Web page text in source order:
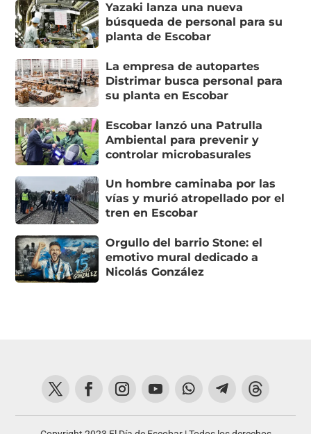
Yazaki lanza una nueva
búsqueda de personal para su
planta de Escobar
La empresa de autopartes
Distrimar busca personal para
su planta en Escobar
Escobar lanzó una Patrulla
Ambiental para prevenir y
controlar microbasurales
Un hombre caminaba por las
vías y murió atropellado por el
tren en Escobar
Orgullo del barrio Stone: el
emotivo mural dedicado a
Nicolás González